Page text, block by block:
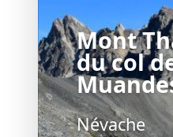
Mont
du col
Névache